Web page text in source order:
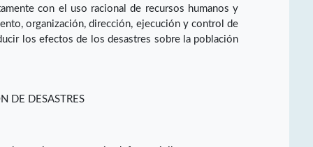
con el uso racional de recursos humanos y
organización, dirección, ejecución y control de
los efectos de los desastres sobre la población
DE DESASTRES